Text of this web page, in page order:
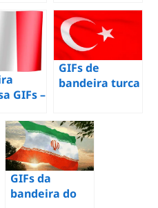
gif
imagens
animadas de
uma bandeira
GIFs –
de
GIFs de
bandeira turca
graça
GIFs da
bandeira do